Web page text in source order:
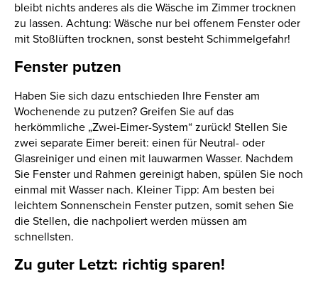
bleibt nichts anderes als die Wäsche im Zimmer trocknen
zu lassen. Achtung: Wäsche nur bei offenem Fenster oder
mit Stoßlüften trocknen, sonst besteht Schimmelgefahr!
Fenster putzen
Haben Sie sich dazu entschieden Ihre Fenster am
Wochenende zu putzen? Greifen Sie auf das
herkömmliche „Zwei-Eimer-System“ zurück! Stellen Sie
zwei separate Eimer bereit: einen für Neutral- oder
Glasreiniger und einen mit lauwarmen Wasser. Nachdem
Sie Fenster und Rahmen gereinigt haben, spülen Sie noch
einmal mit Wasser nach. Kleiner Tipp: Am besten bei
leichtem Sonnenschein Fenster putzen, somit sehen Sie
die Stellen, die nachpoliert werden müssen am
schnellsten.
Zu guter Letzt: richtig sparen!